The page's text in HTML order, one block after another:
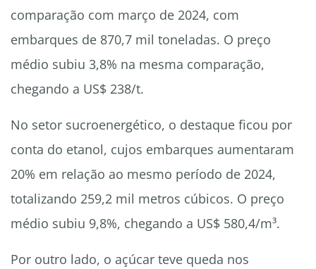
comparação com março de 2024, com
embarques de 870,7 mil toneladas. O preço
médio subiu 3,8% na mesma comparação,
chegando a US$ 238/t.
No setor sucroenergético, o destaque ficou por
conta do etanol, cujos embarques aumentaram
20% em relação ao mesmo período de 2024,
totalizando 259,2 mil metros cúbicos. O preço
médio subiu 9,8%, chegando a US$ 580,4/m³.
Por outro lado, o açúcar teve queda nos